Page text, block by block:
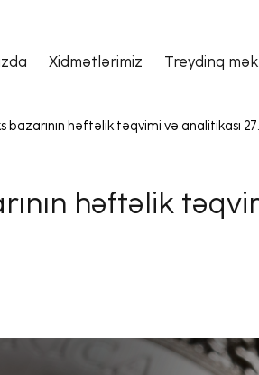
Xidmətlərimiz Treydinq
bazarının həftəlik təqvimi və analitikası
həftəlik